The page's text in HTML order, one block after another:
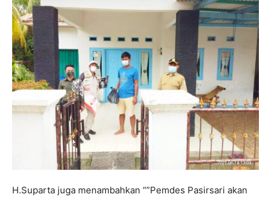
H.Suparta juga menambahkan “”Pemdes Pasirsari akan